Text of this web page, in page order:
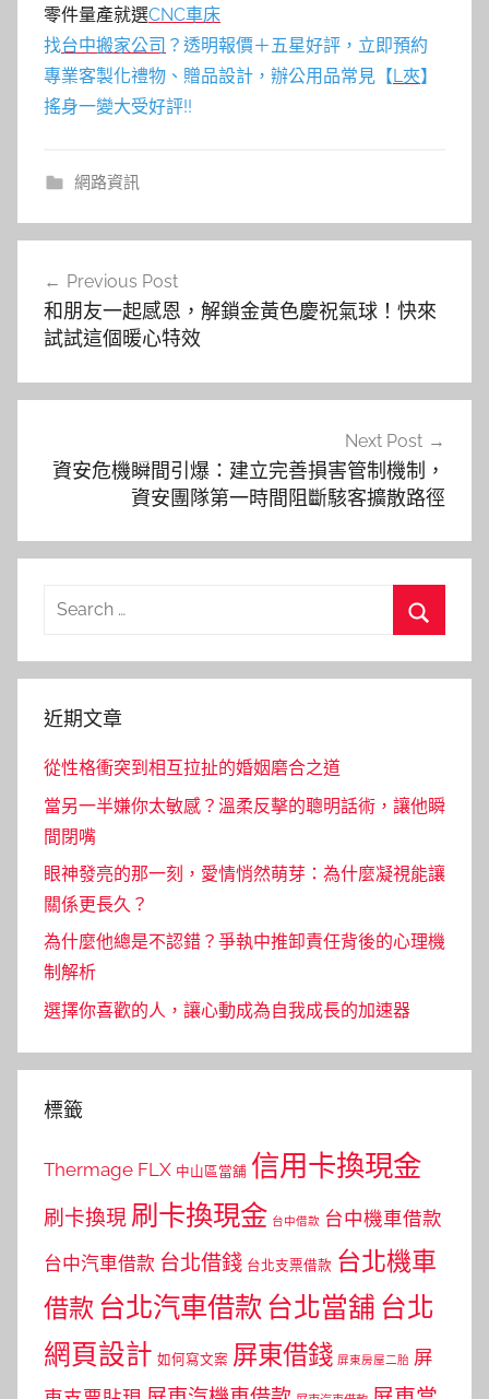
零件量產就選CNC車床
找台中搬家公司 ？透明報價＋五星好評，立即預約
專業客製化禮物、贈品設計，辦公用品常見【L夾】
搖身一變大受好評!!
網路資訊
導
覽
Previous Post
和朋友一起感恩，解鎖金黃色慶祝氣球！快來
試試這個暖心特效
Next Post
資安危機瞬間引爆：建立完善損害管制機制，
資安團隊第一時間阻斷駭客擴散路徑
Search
近期文章
從性格衝突到相互拉扯的婚姻磨合之道
當另一半嫌你太敏感？溫柔反擊的聰明話術，讓他瞬
間閉嘴
眼神發亮的那一刻，愛情悄然萌芽：為什麼凝視能讓
關係更長久？
為什麼他總是不認錯？爭執中推卸責任背後的心理機
制解析
選擇你喜歡的人，讓心動成為自我成長的加速器
標籤
Thermage FLX 中山區當舖 信用卡換現金
刷卡換現 刷卡換現金 台中借款 台中機車借款
台中汽車借款 台北借錢 台北支票借款 台北機車
借款 台北汽車借款 台北當舖 台北
網頁設計 如何寫文案 屏東借錢 屏東房屋二胎 屏